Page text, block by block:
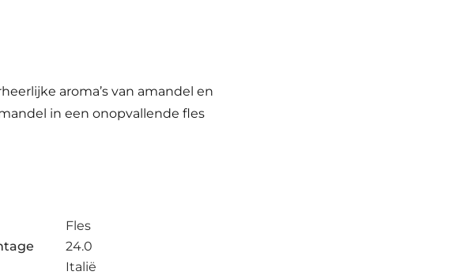
aroma’s van amandel en
in een onopvallende fles
Fles
24.0
Italië